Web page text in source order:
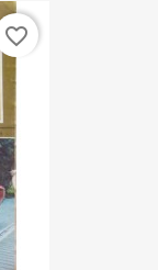
favorite_border